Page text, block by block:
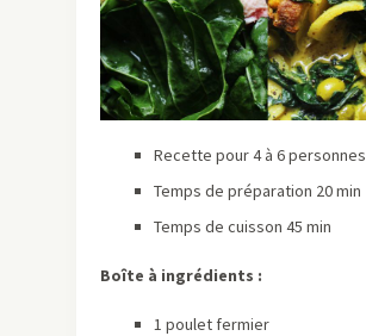
Recette pour 4 à 6 personnes
Temps de préparation 20 min
Temps de cuisson 45 min
Boîte à ingrédients :
1 poulet fermier